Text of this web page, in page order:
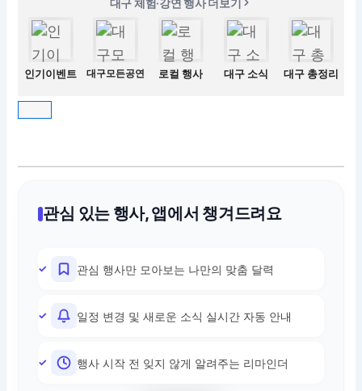
인기이벤트 대구모든공연 로컬 행사 대구 소식 대구 총정리
관심 있는 행사, 앱에서 챙겨드려요
관심 행사만 모아보는 나만의 맞춤 달력
일정 변경 및 새로운 소식 실시간 자동 안내
행사 시작 전 잊지 않게 알려주는 리마인더